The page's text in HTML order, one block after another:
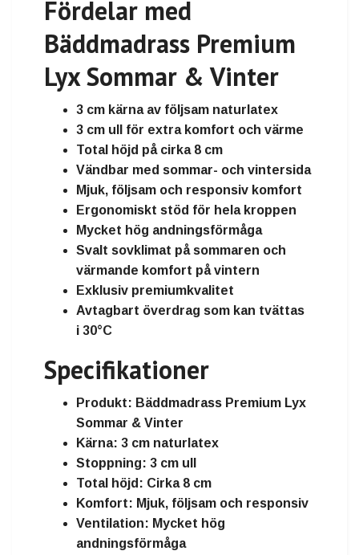
Fördelar med
Bäddmadrass Premium
Lyx Sommar & Vinter
3 cm kärna av följsam naturlatex
3 cm ull för extra komfort och värme
Total höjd på cirka 8 cm
Vändbar med sommar- och vintersida
Mjuk, följsam och responsiv komfort
Ergonomiskt stöd för hela kroppen
Mycket hög andningsförmåga
Svalt sovklimat på sommaren och
värmande komfort på vintern
Exklusiv premiumkvalitet
Avtagbart överdrag som kan tvättas
i 30°C
Specifikationer
Produkt: Bäddmadrass Premium Lyx
Sommar & Vinter
Kärna: 3 cm naturlatex
Stoppning: 3 cm ull
Total höjd: Cirka 8 cm
Komfort: Mjuk, följsam och responsiv
Ventilation: Mycket hög
andningsförmåga